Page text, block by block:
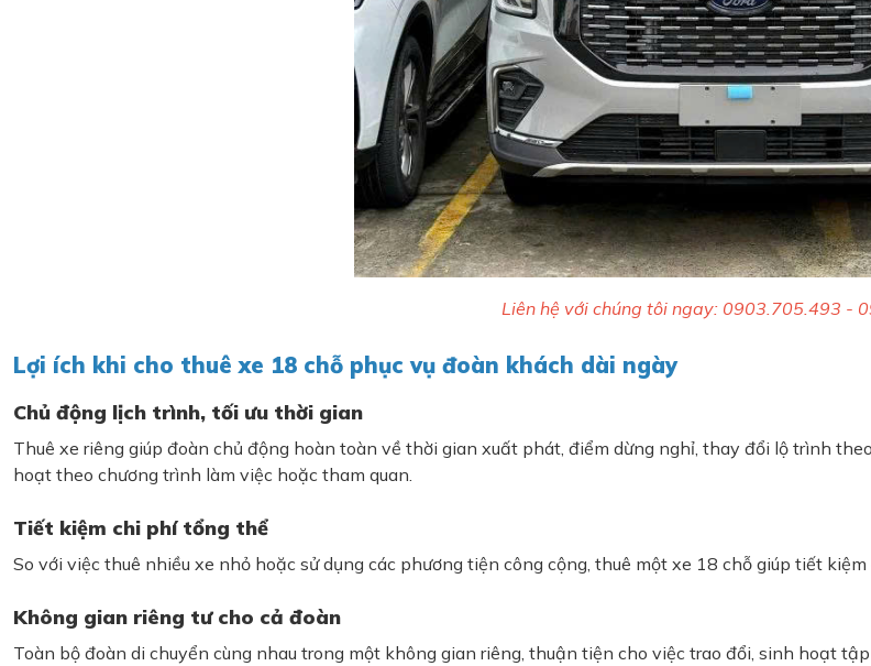
Liên hệ với chúng tôi ngay: 0903.705.493 -
Lợi ích khi cho thuê xe 18 chỗ phục vụ đoàn khách dài ngày
Chủ động lịch trình, tối ưu thời gian
Thuê xe riêng giúp đoàn chủ động hoàn toàn về thời gian xuất phát, điểm dừng nghỉ, thay đổi lộ trình
hoạt theo chương trình làm việc hoặc tham quan.
Tiết kiệm chi phí tổng thể
So với việc thuê nhiều xe nhỏ hoặc sử dụng các phương tiện công cộng, thuê một xe 18 chỗ giúp tiết
Không gian riêng tư cho cả đoàn
Toàn bộ đoàn di chuyển cùng nhau trong một không gian riêng, thuận tiện cho việc trao đổi, sinh hoạt